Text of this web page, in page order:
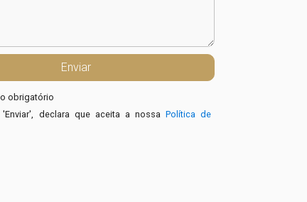
obrigatório
declara que aceita a nossaPolítica de